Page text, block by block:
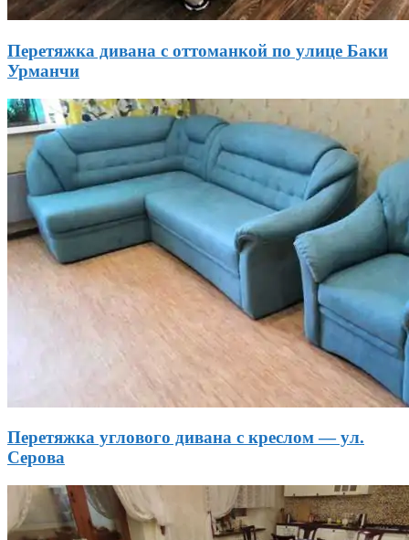
Перетяжка дивана с оттоманкой по улице Баки
Урманчи
Перетяжка углового дивана с креслом — ул.
Серова